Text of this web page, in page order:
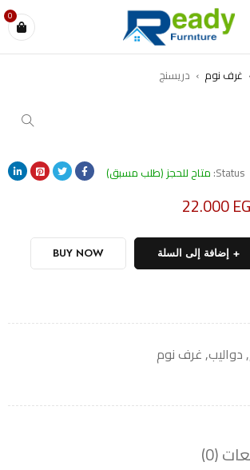
0
غرف نوم › دريسنج
Status: متاح للحجز (طلب مسبق)
22.000
إضافة إلى السلة BUY NOW
,دواليب,غرف نوم
(0)